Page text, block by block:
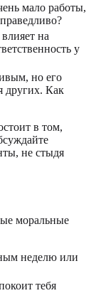
мало работы,
на
у
но его
других. Как
в том,
не стыдя
моральные
неделю или
тебя